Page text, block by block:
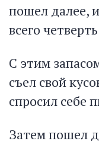
пошел далее, и
всего
С этим
съел свой
спросил себе
Затем пошел